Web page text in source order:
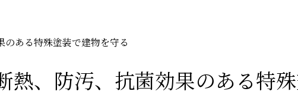
ある特殊塗装で建物を守る
熱、防汚、抗菌効果のある特